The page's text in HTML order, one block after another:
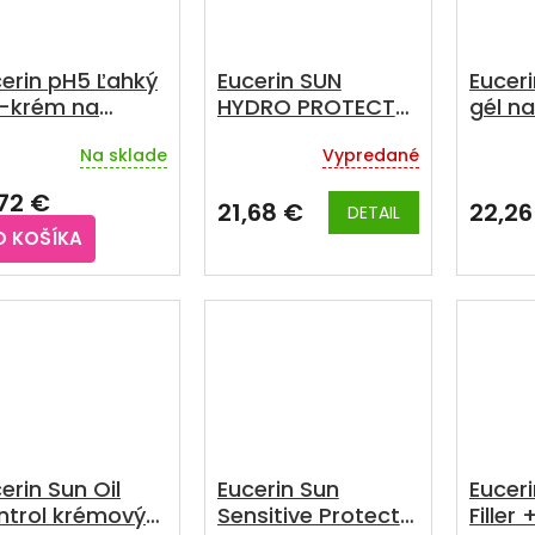
pH5 Ľahký
krém na
350 ml
Na sklade
€
KOŠÍKA
Eucerin SUN
HYDRO PROTECT
ľahký Fluid, 50ml
produktu
je
z
5
Vypredané
21,68 € DETAIL
gél
je
z
5
Sun Oil
krémový
Eucerin Sun
Sensitive Protect
Filler